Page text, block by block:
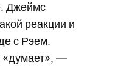
Джеймс
реакции и
с Рэем.
«думает», —